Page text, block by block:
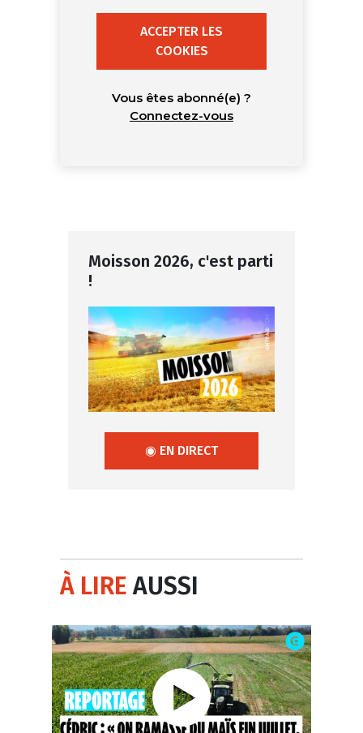
ACCEPTER LES
COOKIES
Vous êtes abonné(e) ?
Connectez-vous
Moisson 2026, c'est parti
!
◉ EN DIRECT
À LIREAUSSI